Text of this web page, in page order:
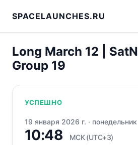
SPACELAUNCHES.RU
Long March 12 |
Group 19
УСПЕШНО
19 января 2026 г. · понедельник
10:48 МСК (UTC+3)